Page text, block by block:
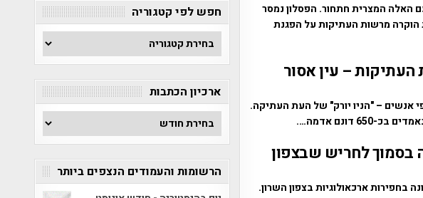
כבן 3,000 שנה, מזוהה עם האלה המצרית חתחור. הפסלון נמסר
מרשות העתיקות על הפגנת
– עין אסור
אנשים – "הניו יורק" של העת העתיקה.
בסמוך לחריש שבצפון
נחשפה לאחרונה בחפירות ארכאולוגיות בצפון השרון.
חפש לפי קטגוריה
חפש
לפי
קטגוריה
ארכיון הכתבות
ארכיון
הכתבות
הרשומות והעמודים הנצפים ביותר